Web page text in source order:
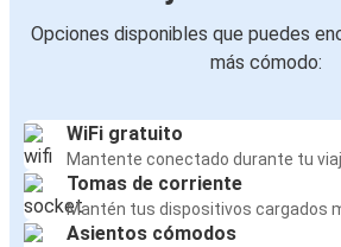
Opciones disponibles que puedes
más cómodo:
WiFi gratuito
Mantente conectado durante tu
Tomas de corriente
Mantén tus dispositivos cargados
Asientos cómodos